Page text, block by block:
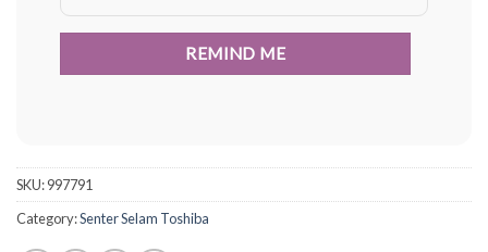
SKU:997791
Category:Senter Selam Toshiba